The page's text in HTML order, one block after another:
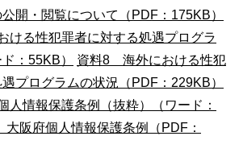
開・閲覧について（PDF：175KB）
る性犯罪者に対する処遇プログラ
：55KB）
資料8 海外における性犯
プログラムの状況（PDF：229KB）
情報保護条例（抜粋）（ワード：
阪府個人情報保護条例（PDF：